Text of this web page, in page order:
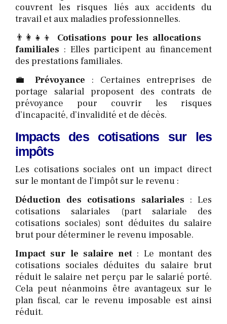
couvrent les risques liés aux accidents du
travail et aux maladies professionnelles.
👨‍👩‍👧‍👦 Cotisations pour les allocations
familiales : Elles participent au financement
des prestations familiales.
💼Prévoyance : Certaines entreprises de
portage salarial proposent des contrats de
prévoyance pour couvrir les risques
d’incapacité, d’invalidité et de décès.
Impacts des cotisations sur les
impôts
Les cotisations sociales ont un impact direct
sur le montant de l’impôt sur le revenu :
Déduction des cotisations salariales : Les
cotisations salariales (part salariale des
cotisations sociales) sont déduites du salaire
brut pour déterminer le revenu imposable.
Impact sur le salaire net : Le montant des
cotisations sociales déduites du salaire brut
réduit le salaire net perçu par le salarié porté.
Cela peut néanmoins être avantageux sur le
plan fiscal, car le revenu imposable est ainsi
réduit.